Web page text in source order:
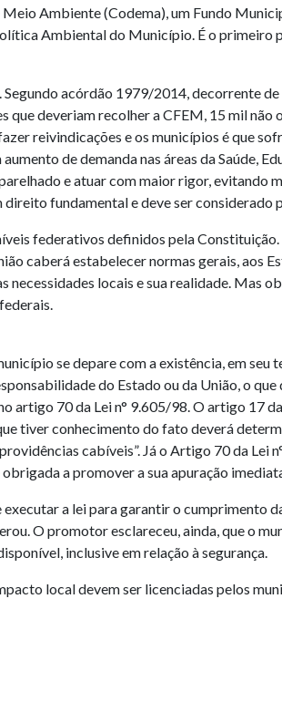
Ambiente (Codema), um Fundo
Ambiental do Município. É o primeiro
acórdão 1979/2014, decorrente
deveriam recolher a CFEM, 15 mil não
reivindicações e os municípios é que
de demanda nas áreas da Saúde,
e atuar com maior rigor, evitando
fundamental e deve ser
federativos definidos pela Constituição.
caberá estabelecer normas gerais, aos
necessidades locais e sua realidade. Mas
se depare com a existência, em
do Estado ou da União, o que
70 da Lei n° 9.605/98. O artigo 17
tiver conhecimento do fato deverá
cabíveis”. Já o Artigo 70 da Lei
a promover a sua apuração
a lei para garantir o cumprimento
O promotor esclareceu, ainda, que o
inclusive em relação à segurança.
local devem ser licenciadas pelos